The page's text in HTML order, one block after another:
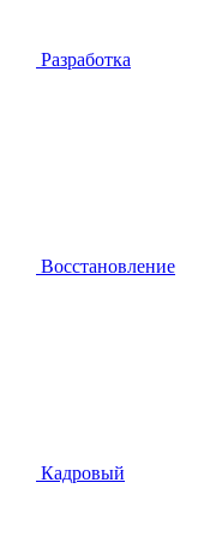
Разработка
Восстановление
Кадровый